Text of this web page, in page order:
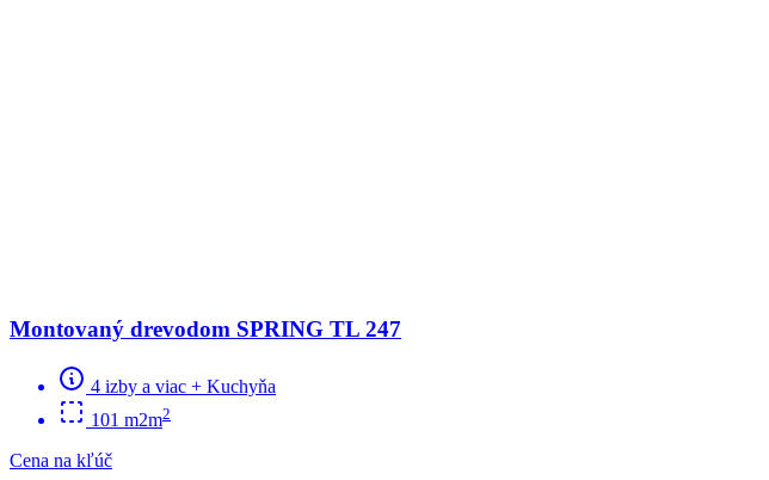
Montovaný drevodom SPRING TL 247
4 izby a viac + Kuchyňa
101 m2m2
Cena na kľúč